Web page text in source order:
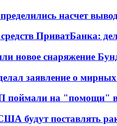
насчет
ПриватБанка:
новое снаряжение
заявление о
поймали на "помощи"
будут поставлять